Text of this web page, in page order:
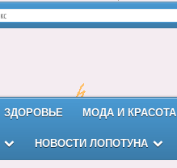
ЗДОРОВЬЕ МОДА И КРАСОТА
НОВОСТИ ЛОПОТУНА